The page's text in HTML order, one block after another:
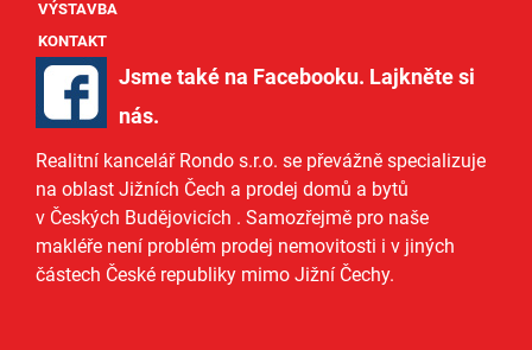
VÝSTAVBA
KONTAKT
Jsme také na Facebooku. Lajkněte si
nás.
Realitní kancelář Rondo s.r.o. se převážně specializuje
na oblast Jižních Čech a prodej domů a bytů
v Českých Budějovicích . Samozřejmě pro naše
makléře není problém prodej nemovitosti i v jiných
částech České republiky mimo Jižní Čechy.